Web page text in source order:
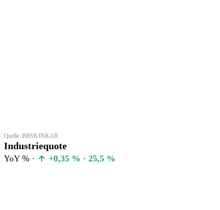
Quelle: BBSR/INKAR
Industriequote
YoY % · +0,35 % · 25,5 %